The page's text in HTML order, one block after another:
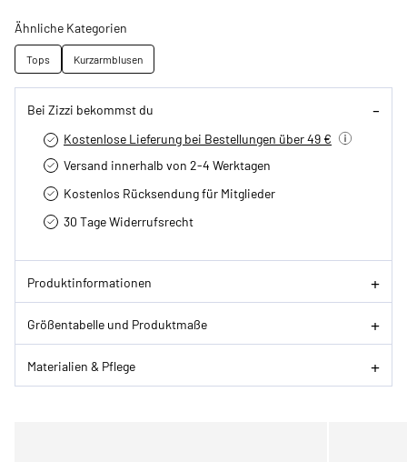
Ähnliche Kategorien
Tops Kurzarmblusen
Bei Zizzi bekommst du
Kostenlose Lieferung bei Bestellungen über 49 €
Versand innerhalb von 2-4 Werktagen
Kostenlos Rücksendung für Mitglieder
30 Tage Widerrufsrecht
Produktinformationen
Größentabelle und Produktmaße
Materialien & Pflege